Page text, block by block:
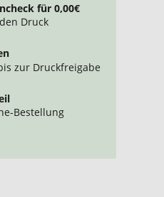
für 0,00€
Druck
zur Druckfreigabe
Bestellung